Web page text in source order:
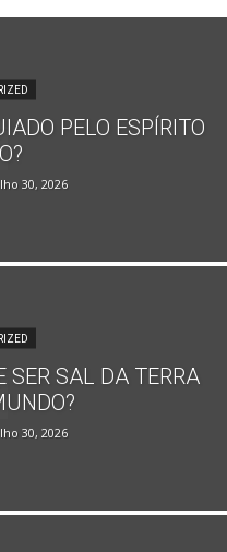
PELO ESPÍRITO
30, 2026
SER SAL DA TERRA
30, 2026